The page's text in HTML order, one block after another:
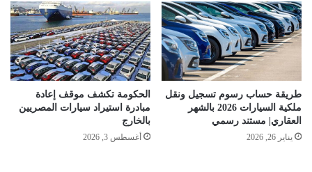
طريقة حساب رسوم تسجيل ونقل
ملكية السيارات 2026 بالشهر
العقاري| مستند رسمي
يناير 26, 2026
الحكومة تكشف موقف إعادة
مبادرة استيراد سيارات المصريين
بالخارج
أغسطس 3, 2026